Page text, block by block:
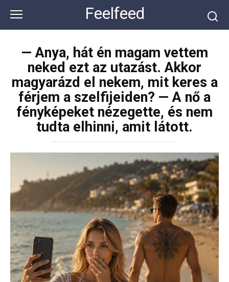
контенту
Feelfeed
— Anya, hát én magam vettem
neked ezt az utazást. Akkor
magyarázd el nekem, mit keres a
férjem a szelfijeiden? — A nő a
fényképeket nézegette, és nem
tudta elhinni, amit látott.